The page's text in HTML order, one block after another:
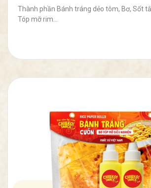
Thành phần Bánh tráng dẻo tôm, Bơ, Sốt
Tóp mỡ rim…